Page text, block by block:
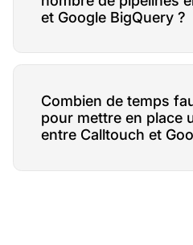
et Google BigQuery ?
Combien de temps
pour mettre en place
entre Calltouch et